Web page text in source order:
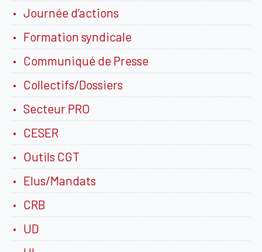
Journée d’actions
Formation syndicale
Communiqué de Presse
Collectifs/Dossiers
Secteur PRO
CESER
Outils CGT
Elus/Mandats
CRB
UD